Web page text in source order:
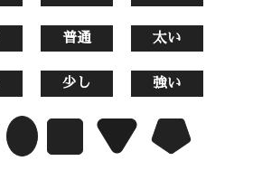
普通 太い
少し 強い